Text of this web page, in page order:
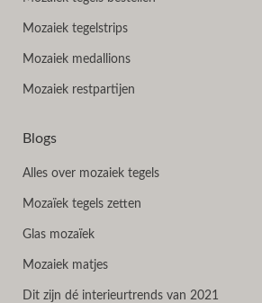
Mozaiek tegelstrips
Mozaiek medallions
Mozaiek restpartijen
Blogs
Alles over mozaiek tegels
Mozaïek tegels zetten
Glas mozaïek
Mozaiek matjes
Dit zijn dé interieurtrends van 2021